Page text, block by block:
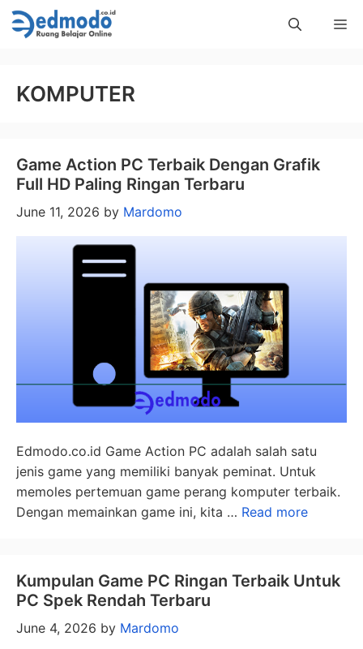
Skip
to
KOMPUTER
Game Action PC Terbaik Dengan Grafik
Full HD Paling Ringan Terbaru
June 11, 2026 by Mardomo
Edmodo.co.id Game Action PC adalah salah satu
jenis game yang memiliki banyak peminat. Untuk
memoles pertemuan game perang komputer terbaik.
Dengan memainkan game ini, kita … Read more
Kumpulan Game PC Ringan Terbaik Untuk
PC Spek Rendah Terbaru
June 4, 2026 by Mardomo